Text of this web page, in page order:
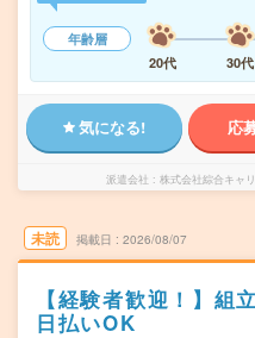
年齢層
20代
30代
気になる! 応
派遣会社 株式会社綜合キャ
未読 掲載日 2026/08/07
【経験者歓迎！】組
日払いOK